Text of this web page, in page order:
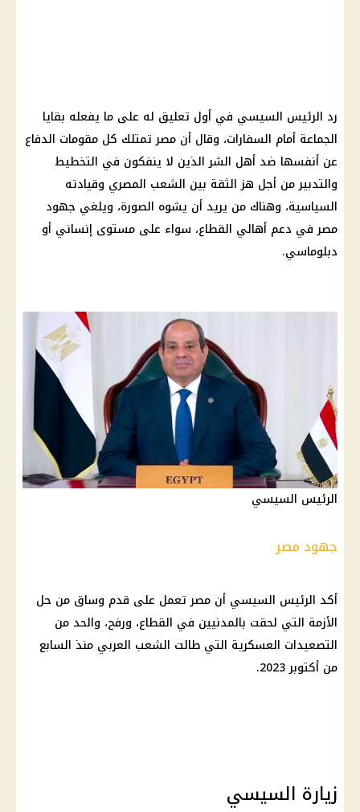
رد الرئيس السيسي في أول تعليق له على ما يفعله بقايا
الجماعة أمام السفارات، وقال أن مصر تمتلك كل مقومات الدفاع
عن أنفسها ضد أهل الشر الذين لا ينفكون في التخطيط
والتدبير من أجل هز الثقة بين الشعب المصري وقيادته
السياسية، وهناك من يريد أن يشوه الصورة، ويلغي جهود
مصر في دعم أهالي القطاع، سواء على مستوى إنساني أو
دبلوماسي.
الرئيس السيسي
جهود مصر
أكد الرئيس السيسي أن مصر تعمل على قدم وساق من حل
الأزمة التي لحقت بالمدنيين في القطاع، ورفح، والحد من
التصعيدات العسكرية التي طالت الشعب العربي منذ السابع
من أكتوبر 2023.
زيارة السيسي